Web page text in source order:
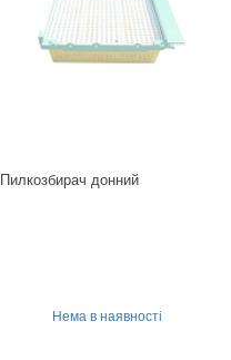
Пилкозбирач донний
Нема в наявності